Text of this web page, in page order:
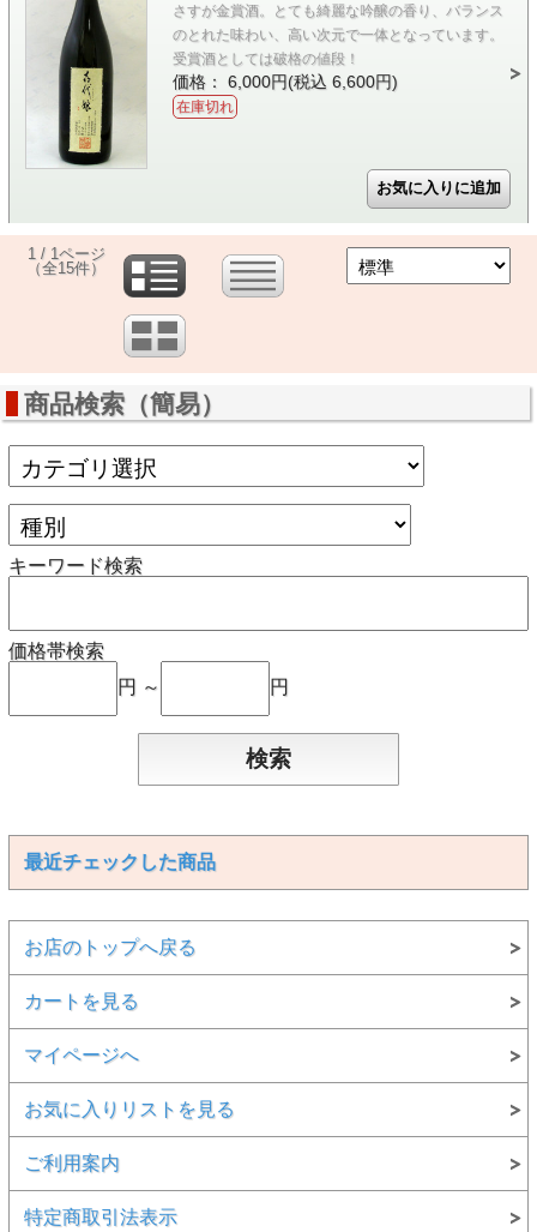
さすが金賞酒。とても綺麗な吟醸の香り、バランス
のとれた味わい、高い次元で一体となっています。
受賞酒としては破格の値段！
価格： 6,000円(税込 6,600円)
在庫切れ
1 / 1ページ
（全15件）
商品検索（簡易）
キーワード検索
価格帯検索
円 ～
円
最近チェックした商品
お店のトップへ戻る
カートを見る
マイページへ
お気に入りリストを見る
ご利用案内
特定商取引法表示